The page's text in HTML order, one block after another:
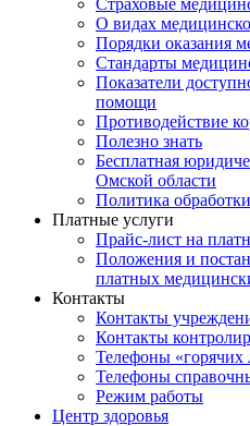
Страховые
О видах
Порядки оказания
Стандарты
Показатели
помощи
Противодействие
Полезно знать
Бесплатная
Омской области
Политика
Платные услуги
Прайс-лист на
Положения и
платных
Контакты
Контакты
Контакты
Телефоны «горячих
Телефоны
Режим работы
Центр здоровья